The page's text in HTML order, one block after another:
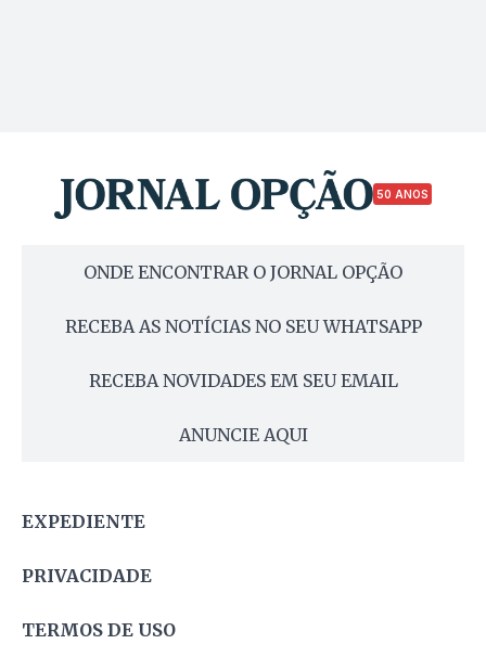
50 ANOS
ONDE ENCONTRAR O JORNAL OPÇÃO
RECEBA AS NOTÍCIAS NO SEU WHATSAPP
RECEBA NOVIDADES EM SEU EMAIL
ANUNCIE AQUI
EXPEDIENTE
PRIVACIDADE
TERMOS DE USO